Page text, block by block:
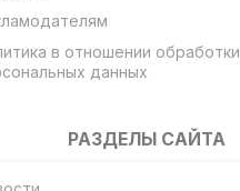
в отношении обработки
данных
РАЗДЕЛЫ САЙТА